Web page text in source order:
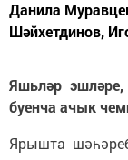
Данила
Шәйхетдинов,
Яшьләр
буенча ачык
Ярышта